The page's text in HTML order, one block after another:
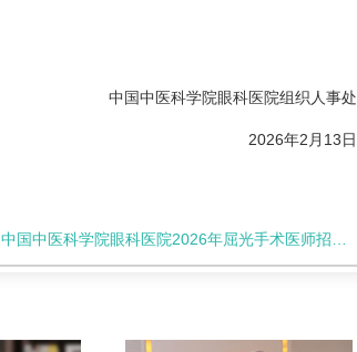
中国中医科学院眼科医院组织人事处
2026年2月13日
中国中医科学院眼科医院2026年屈光手术医师招聘笔试通知